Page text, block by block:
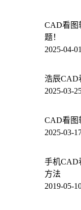
CAD看图
题！
2025-04-
浩辰CAD
2025-03-
CAD看图
2025-03-
手机CAD
方法
2019-05-